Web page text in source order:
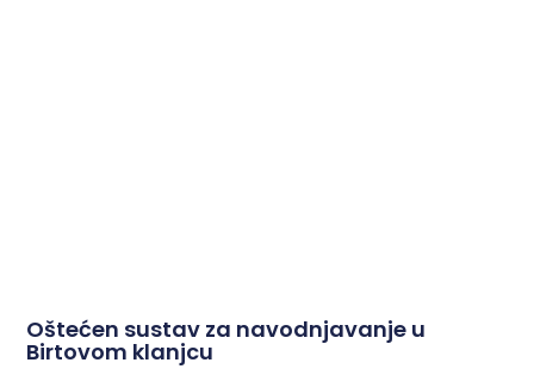
Oštećen sustav za navodnjavanje u
Birtovom klanjcu